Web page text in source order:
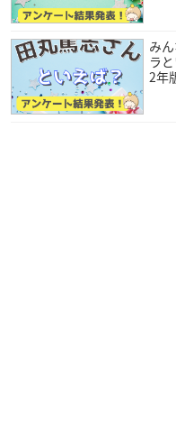
三瓶由布子さんは東京都出
り、今年で36歳を迎えます
2000年の「だぁ！だぁ！
年生という若さで声優デビ
低めの声質を生かして少
み
ラ
2年